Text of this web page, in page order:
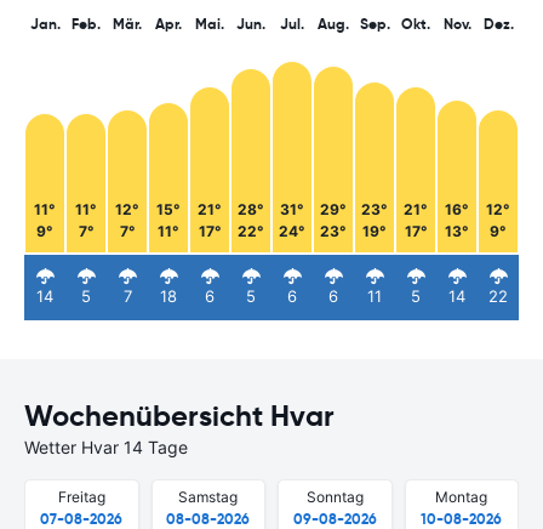
Jan.
11°
9°
14
Feb.
11°
7°
5
Mär.
12°
7°
7
Apr.
15°
11°
18
Mai.
21°
17°
6
Jun.
28°
22°
5
Jul.
31°
24°
6
Aug.
29°
23°
6
Sep.
23°
19°
11
Okt.
21°
17°
5
Nov.
16°
13°
14
Dez.
12°
9°
22
Wochenübersicht Hvar
Wetter Hvar 14 Tage
Freitag
07-08-2026
Samstag
08-08-2026
Sonntag
09-08-2026
Montag
10-08-2026